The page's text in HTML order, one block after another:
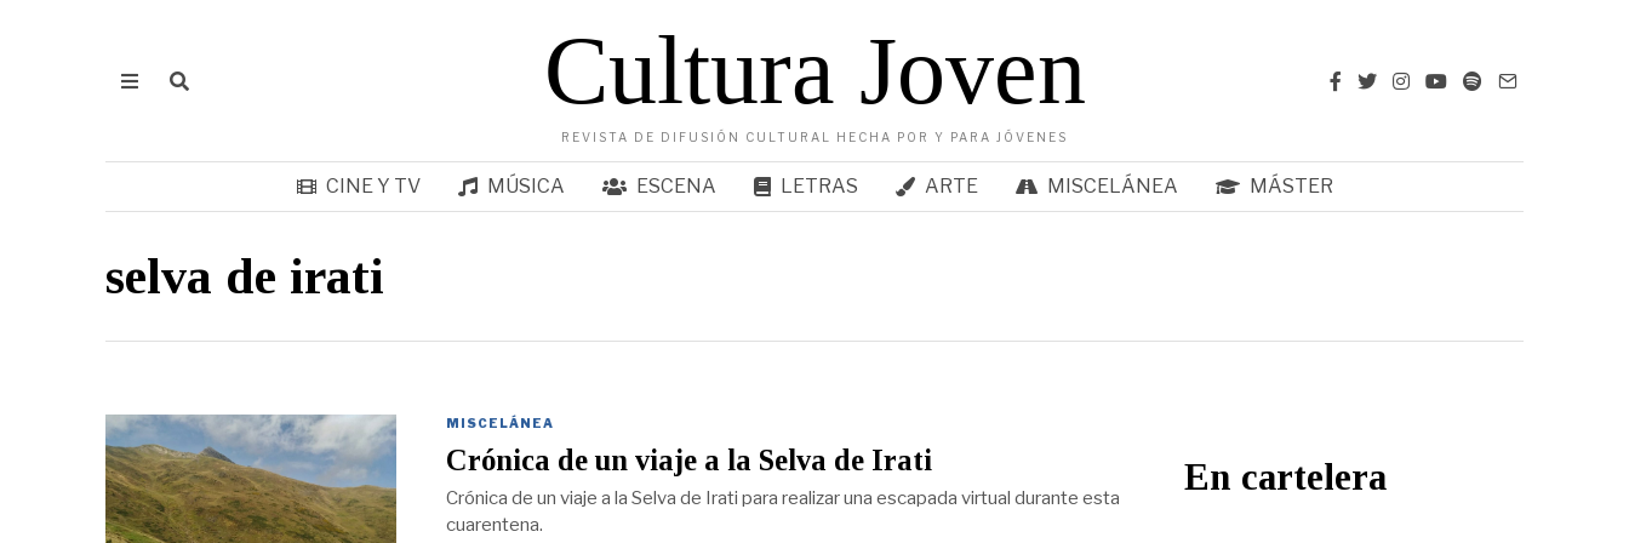
Cultura Joven
REVISTA DE DIFUSIÓN CULTURAL HECHA POR Y PARA JÓVENES
CINE Y TV MÚSICA ESCENA LETRAS ARTE MISCELÁNEA MÁSTER
selva de irati
MISCELÁNEA
Crónica de un viaje a la Selva de Irati
Crónica de un viaje a la Selva de Irati para realizar una escapada virtual durante esta
cuarentena.
En cartelera